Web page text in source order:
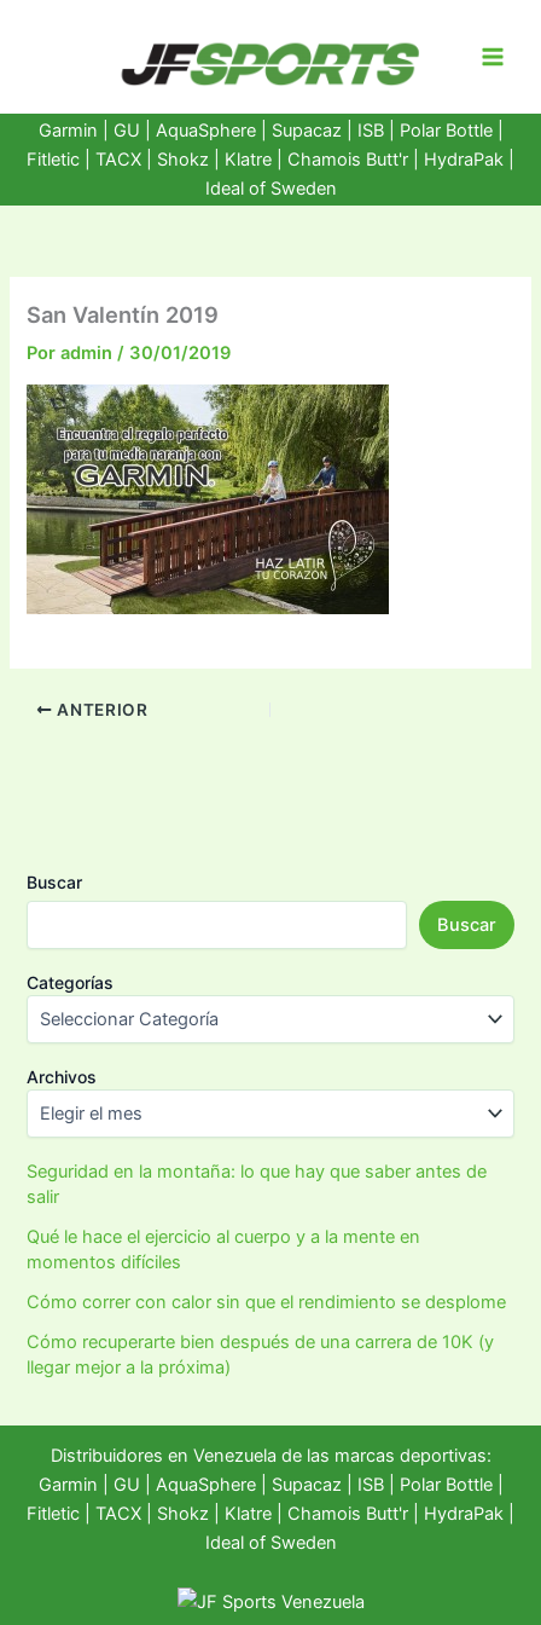
Garmin GU AquaSphere| Supacaz | ISB | Polar Bottle|
Fitletic
TACX Shokz Klatre Chamois Butt'r HydraPak
Ideal of Sweden
San Valentín 2019
Poradmin/ 30/01/2019
ANTERIOR
Buscar
Buscar
Categorías
Archivos
Seguridad en la montaña: lo que hay que saber antes de
salir
Qué le hace el ejercicio al cuerpo y a la mente en
momentos difíciles
Cómo correr con calor sin que el rendimiento se desplome
Cómo recuperarte bien después de una carrera de 10K (y
llegar mejor a la próxima)
Distribuidores en Venezuela de las marcas deportivas:
Garmin
GU AquaSphere| Supacaz | ISB | Polar Bottle|
Fitletic
TACX Shokz Klatre Chamois Butt'r HydraPak
Ideal of Sweden